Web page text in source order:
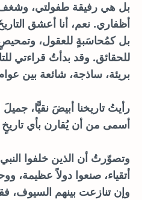
بل هي رفيقة طفولتي، وشغف
أظفاري. نعم، أنا أعشق
بل كمُحاسَبةٍ للعقول،
للحقائق. وقد بدأتُ قراءتي
بريئة، ساذجة، شائعة بين
رأيتُ تاريخنا أبيضَ نقيًّا،
أسمى من أن يُقارن بأي
وتصوّرتُ أن الذين خلفوا النبي
أتقياء، صنعوا دولاً عظيمة،
وإن تنازعت بينهم السيوف،